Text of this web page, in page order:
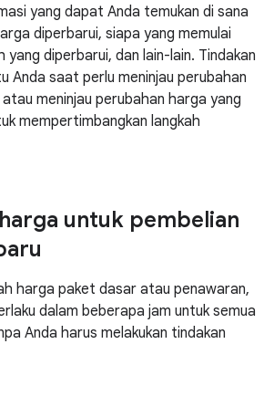
yang dapat Anda temukan di sana
diperbarui, siapa yang memulai
yang diperbarui, dan lain-lain. Tindakan
Anda saat perlu meninjau perubahan
meninjau perubahan harga yang
mempertimbangkan langkah
untuk pembelian
harga paket dasar atau penawaran,
dalam beberapa jam untuk semua
Anda harus melakukan tindakan